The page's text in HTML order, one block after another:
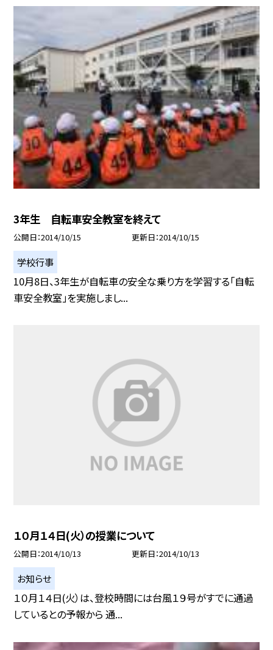
3年生 自転車安全教室を終えて
公開日 2014/10/15 更新日 2014/10/15
学校行事
10月8日、3年生が自転車の安全な乗り方を学習する「自転
車安全教室」を実施しまし...
１０月１４日(火）の授業について
公開日 2014/10/13 更新日 2014/10/13
お知らせ
１０月１４日(火）は、登校時間には台風１９号がすでに通過
しているとの予報から 通...